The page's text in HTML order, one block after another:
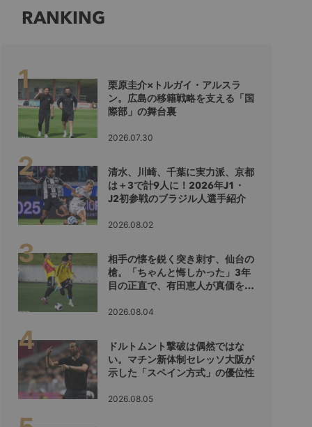
RANKING
栗原圭介×トルガイ・アルスラ
ン。広島の移籍戦略を支える「国
際部」の舞台裏
2026.07.30
清水、川崎、千葉に実力派、京都
は＋3で計9人に！2026年J1・
J2初参戦のブラジル人選手紹介
2026.08.02
相手の懐を鋭く突き刺す、仙台の
槍。「ちゃんと悔しかった」3年
目の正直で、有田恵人が真価を示
2026.08.04
ドルトムント撃破は偶然ではな
い。マチン新体制セレッソ大阪が
示した「スペイン方式」の優位性
2026.08.05